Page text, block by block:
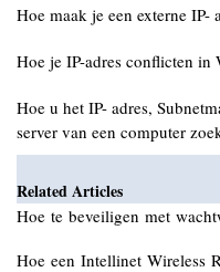
Hoe maak je een externe IP-
Hoe je IP-adres conflicten in
Hoe u het IP- adres,
server van een computer
Related Articles
Hoe te beveiligen met
Hoe een Intellinet Wireless